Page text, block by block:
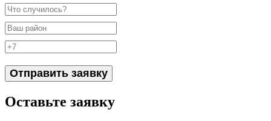
Отправить заявку
Оставьте заявку